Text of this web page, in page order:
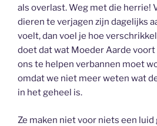
als overlast. Weg met die herrie!
dieren te verjagen zijn dagelijks
voelt, dan voel je hoe
doet dat wat Moeder Aarde
ons te helpen verbannen moet
omdat we niet meer weten wat
in het geheel is.
Ze maken niet voor niets een